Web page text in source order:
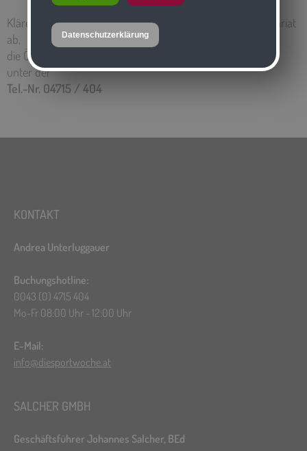
Klären Sie Ihre gewünschten Termine mit unserem Sekretariat
ab,
die Öffnungszeiten sind Mo-Fr von 8.00 Uhr bis 13.00 Uhr
unter der
Tel.-Nr. 04715 / 404
KONTAKT
Andrea Unterluggauer
Buchungshotline:
0043 (0) 4715 404
Mo-Fr 08:00 Uhr - 12:00 Uhr
E-Mail:
info@diesportwoche.at
SALCHER GMBH
Geschäftsführer Johannes Salcher, BEd
Datenschutzerklärung